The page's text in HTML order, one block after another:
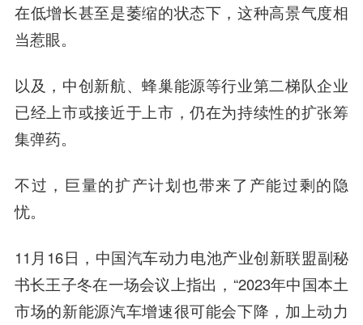
在低增长甚至是萎缩的状态下，这种高景气度相
当惹眼。
以及，中创新航、蜂巢能源等行业第二梯队企业
已经上市或接近于上市，仍在为持续性的扩张筹
集弹药。
不过，巨量的扩产计划也带来了产能过剩的隐
忧。
11月16日，中国汽车动力电池产业创新联盟副秘
书长王子冬在一场会议上指出，“2023年中国本土
市场的新能源汽车增速很可能会下降，加上动力